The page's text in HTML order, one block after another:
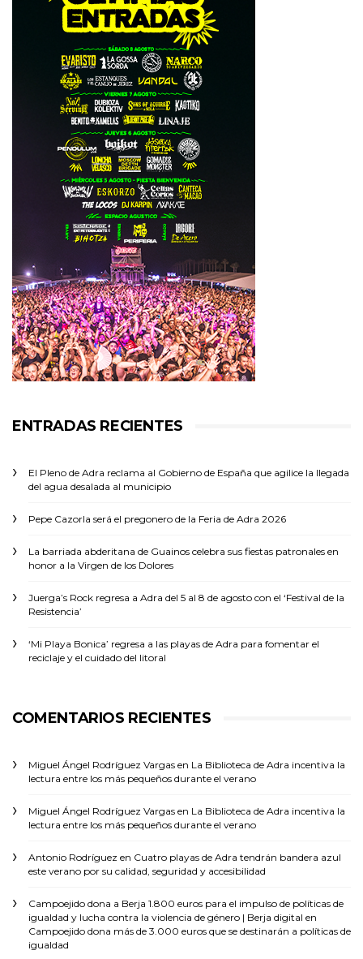
ENTRADAS RECIENTES
El Pleno de Adra reclama al Gobierno de España que agilice la llegada
del agua desalada al municipio
Pepe Cazorla será el pregonero de la Feria de Adra 2026
La barriada abderitana de Guainos celebra sus fiestas patronales en
honor a la Virgen de los Dolores
Juerga’s Rock regresa a Adra del 5 al 8 de agosto con el ‘Festival de la
Resistencia’
‘Mi Playa Bonica’ regresa a las playas de Adra para fomentar el
reciclaje y el cuidado del litoral
COMENTARIOS RECIENTES
Miguel Ángel Rodríguez Vargas en La Biblioteca de Adra incentiva la
lectura entre los más pequeños durante el verano
Miguel Ángel Rodríguez Vargas en La Biblioteca de Adra incentiva la
lectura entre los más pequeños durante el verano
Antonio Rodríguez en Cuatro playas de Adra tendrán bandera azul
este verano por su calidad, seguridad y accesibilidad
Campoejido dona a Berja 1.800 euros para el impulso de políticas de
igualdad y lucha contra la violencia de género | Berja digital en
Campoejido dona más de 3.000 euros que se destinarán a políticas de
igualdad